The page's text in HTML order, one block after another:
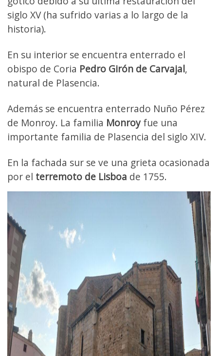
siglo XV (ha sufrido varias a lo largo de la
historia).
En su interior se encuentra enterrado el
obispo de Coria Pedro Girón de Carvajal,
natural de Plasencia.
Además se encuentra enterrado Nuño Pérez
de Monroy. La familia Monroyfue una
importante familia de Plasencia del siglo XIV.
En la fachada sur se ve una grieta ocasionada
por el terremoto de Lisboa de 1755.